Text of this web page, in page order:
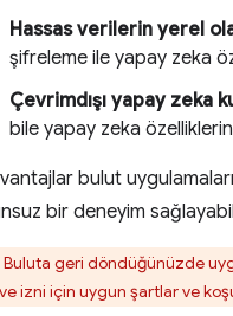
Hassas verilerin yerel
şifreleme ile yapay zeka
Çevrimdışı yapay zeka
bile yapay zeka
bulut
bir deneyim
Buluta geri döndüğünüzde
izni için uygun şartlar ve